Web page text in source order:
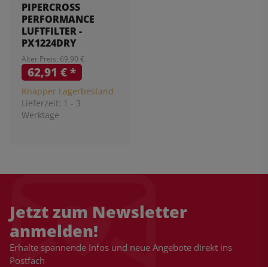
PIPERCROSS
PERFORMANCE
LUFTFILTER -
PX1224DRY
Alter Preis: 69,90 €
62,91 €*
Knapper Lagerbestand
Lieferzeit: 1 - 3
Werktage
Jetzt zum Newsletter
anmelden!
Erhalte spannende Infos und neue Angebote direkt ins
Postfach